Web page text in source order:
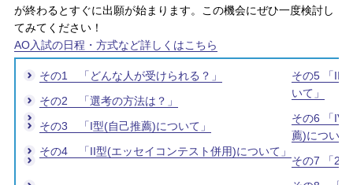
が終わるとすぐに出願が始まります。この機会にぜひ一度検討し
てみてください！
AO入試の日程・方式など詳しくはこちら
その1 「どんな人が受けられる？」
その2 「選考の方法は？」
その3 「I型(自己推薦)について」
その4 「II型(エッセイコンテスト併用)について」
その5 「III
いて」
その6 「IV
薦)について
その7 「2